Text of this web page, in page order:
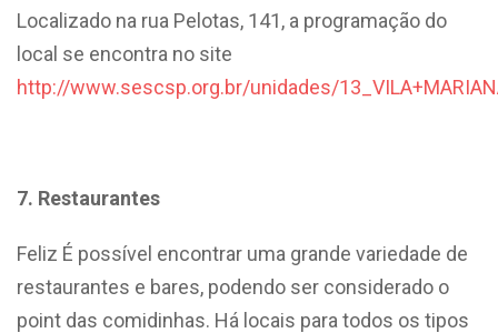
Localizado na rua Pelotas, 141, a programação do
local se encontra no site
http://www.sescsp.org.br/unidades/
7. Restaurantes
Feliz É possível encontrar uma grande variedade de
restaurantes e bares, podendo ser considerado o
point das comidinhas. Há locais para todos os tipos